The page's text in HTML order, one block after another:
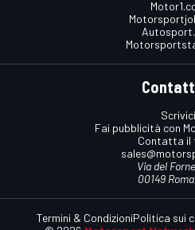
Scrivici
Fai pubblicità con
Contatta il
Via del
00149
Termini & CondizioniPolitica sui